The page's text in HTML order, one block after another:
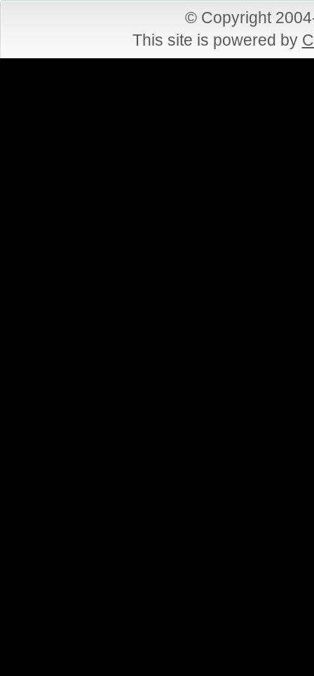
© Copyright
This site is powered by